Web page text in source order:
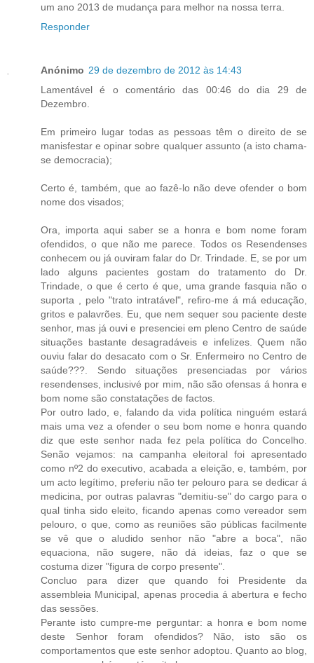
um ano 2013 de mudança para melhor na nossa terra.
Responder
Anónimo 29 de dezembro de 2012 às 14:43
Lamentável é o comentário das 00:46 do dia 29 de
Dezembro.
Em primeiro lugar todas as pessoas têm o direito de se
manisfestar e opinar sobre qualquer assunto (a isto chama-
se democracia);
Certo é, também, que ao fazê-lo não deve ofender o bom
nome dos visados;
Ora, importa aqui saber se a honra e bom nome foram
ofendidos, o que não me parece. Todos os Resendenses
conhecem ou já ouviram falar do Dr. Trindade. E, se por um
lado alguns pacientes gostam do tratamento do Dr.
Trindade, o que é certo é que, uma grande fasquia não o
suporta , pelo "trato intratável", refiro-me á má educação,
gritos e palavrões. Eu, que nem sequer sou paciente deste
senhor, mas já ouvi e presenciei em pleno Centro de saúde
situações bastante desagradáveis e infelizes. Quem não
ouviu falar do desacato com o Sr. Enfermeiro no Centro de
saúde???. Sendo situações presenciadas por vários
resendenses, inclusivé por mim, não são ofensas á honra e
bom nome são constatações de factos.
Por outro lado, e, falando da vida política ninguém estará
mais uma vez a ofender o seu bom nome e honra quando
diz que este senhor nada fez pela política do Concelho.
Senão vejamos: na campanha eleitoral foi apresentado
como nº2 do executivo, acabada a eleição, e, também, por
um acto legítimo, preferiu não ter pelouro para se dedicar á
medicina, por outras palavras "demitiu-se" do cargo para o
qual tinha sido eleito, ficando apenas como vereador sem
pelouro, o que, como as reuniões são públicas facilmente
se vê que o aludido senhor não "abre a boca", não
equaciona, não sugere, não dá ideias, faz o que se
costuma dizer "figura de corpo presente".
Concluo para dizer que quando foi Presidente da
assembleia Municipal, apenas procedia á abertura e fecho
das sessões.
Perante isto cumpre-me perguntar: a honra e bom nome
deste Senhor foram ofendidos? Não, isto são os
comportamentos que este senhor adoptou. Quanto ao blog,